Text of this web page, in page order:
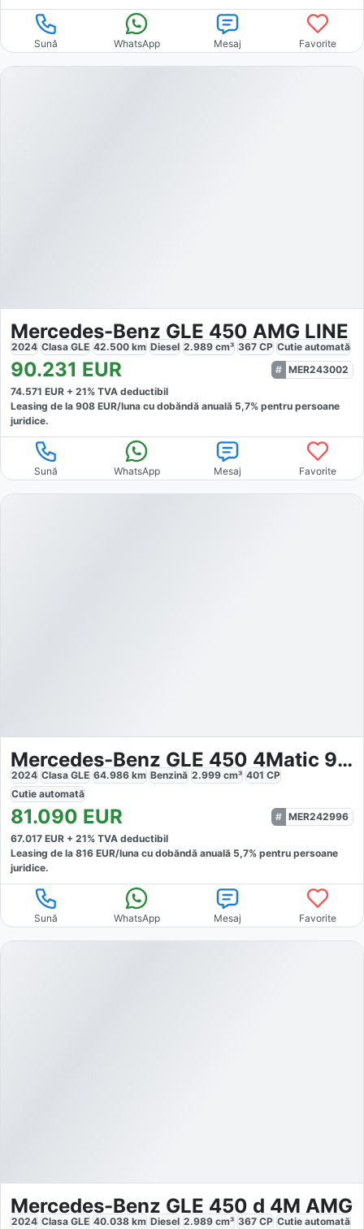
Sună WhatsApp Mesaj Favorite
Mercedes-Benz GLE 450 AMG LINE
2024 Clasa GLE 42.500 km Diesel 2.989 cm³ 367 CP Cutie automată
90.231 EUR
MER243002
74.571 EUR + 21% TVA deductibil
Leasing de la 908 EUR/luna cu dobăndă anuală 5,7% pentru persoane
juridice.
Sună WhatsApp Mesaj Favorite
Mercedes-Benz GLE 450 4Matic 9G-TRONIC AMG Line
2024 Clasa GLE 64.986 km Benzină 2.999 cm³ 401 CP
Cutie automată
81.090 EUR
MER242996
67.017 EUR + 21% TVA deductibil
Leasing de la 816 EUR/luna cu dobăndă anuală 5,7% pentru persoane
juridice.
Sună WhatsApp Mesaj Favorite
Mercedes-Benz GLE 450 d 4M AMG
2024 Clasa GLE 40.038 km Diesel 2.989 cm³ 367 CP Cutie automată